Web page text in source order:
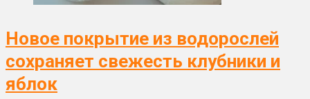
Новое покрытие из водорослей
сохраняет свежесть клубники и
яблок